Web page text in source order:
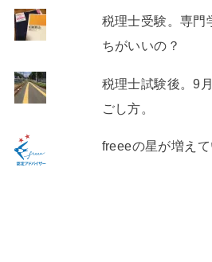
税理士受験。専門
ちがいいの？
税理士試験後。9
ごし方。
freeeの星が増えて